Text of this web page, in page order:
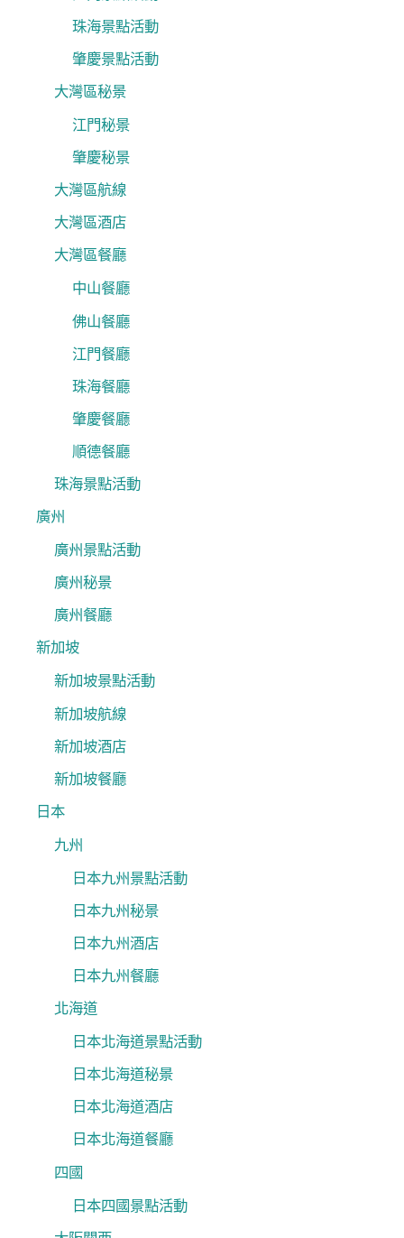
珠海景點活動
肇慶景點活動
大灣區秘景
江門秘景
肇慶秘景
大灣區航線
大灣區酒店
大灣區餐廳
中山餐廳
佛山餐廳
江門餐廳
珠海餐廳
肇慶餐廳
順德餐廳
珠海景點活動
廣州
廣州景點活動
廣州秘景
廣州餐廳
新加坡
新加坡景點活動
新加坡航線
新加坡酒店
新加坡餐廳
日本
九州
日本九州景點活動
日本九州秘景
日本九州酒店
日本九州餐廳
北海道
日本北海道景點活動
日本北海道秘景
日本北海道酒店
日本北海道餐廳
四國
日本四國景點活動